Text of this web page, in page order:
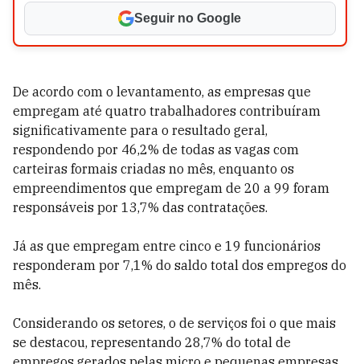
Seguir no Google
De acordo com o levantamento, as empresas que
empregam até quatro trabalhadores contribuíram
significativamente para o resultado geral,
respondendo por 46,2% de todas as vagas com
carteiras formais criadas no mês, enquanto os
empreendimentos que empregam de 20 a 99 foram
responsáveis por 13,7% das contratações.
Já as que empregam entre cinco e 19 funcionários
responderam por 7,1% do saldo total dos empregos do
mês.
Considerando os setores, o de serviços foi o que mais
se destacou, representando 28,7% do total de